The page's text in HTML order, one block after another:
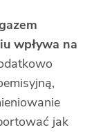
wpływa na
jak